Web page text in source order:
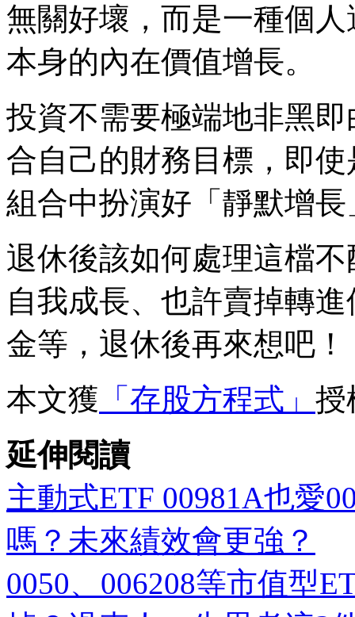
無關好壞，而是一種個
本身的內在價值增長。
投資不需要極端地非黑
合自己的財務目標，即
組合中扮演好「靜默增
退休後該如何處理這檔
自我成長、也許賣掉轉
金等，退休後再來想吧！
本文獲 「存股方程式」 授
延伸閱讀
主動式ETF 00981A也愛
嗎？未來績效會更強？
0050、006208等市值型